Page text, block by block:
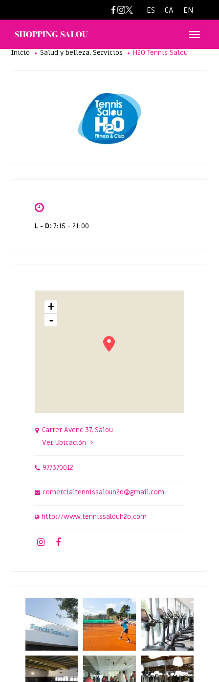
ES CA EN
comercialtennissalouh2o@gmail.com
Inicio Salud y belleza,Servicios H2O Tennis Salou
L - D: 7:15 - 21:00
+
-
Carrer Avenc 37, Salou
Ver Ubicación
977370012
comercialtennissalouh2o@gmail.com
http://www.tennissalouh2o.com